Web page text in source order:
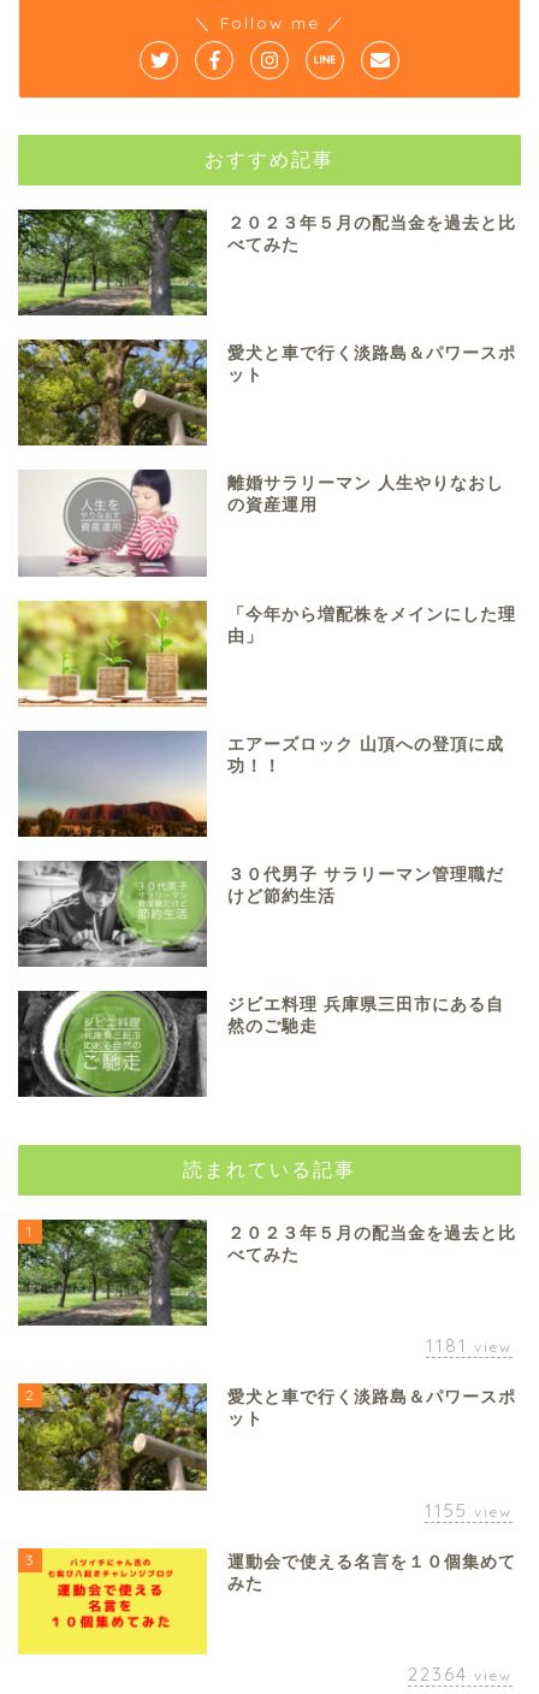
＼ Follow me ／
おすすめ記事
２０２３年５月の配当金を過去と比
べてみた
愛犬と車で行く淡路島＆パワースポ
ット
離婚サラリーマン 人生やりなおし
の資産運用
「今年から増配株をメインにした理
由」
エアーズロック 山頂への登頂に成
功！！
３０代男子 サラリーマン管理職だ
けど節約生活
ジビエ料理 兵庫県三田市にある自
然のご馳走
読まれている記事
1
２０２３年５月の配当金を過去と比
べてみた
1181 view
2
愛犬と車で行く淡路島＆パワースポ
ット
1155 view
3
運動会で使える名言を１０個集めて
みた
22364 view